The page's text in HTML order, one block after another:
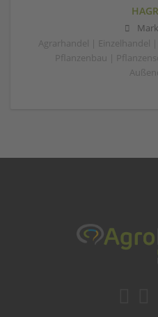
Agrarhandel | Einzelhandel
Pflanzenbau |